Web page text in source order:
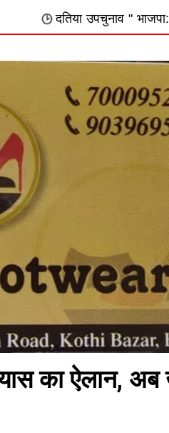
" भाजपा: गलत निर्णयों की
का ऐलान,